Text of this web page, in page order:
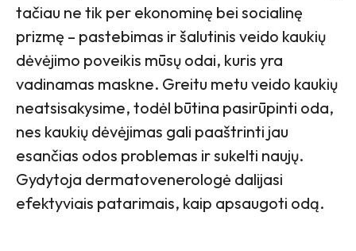
tačiau ne tik per ekonominę bei socialinę
prizmę – pastebimas ir šalutinis veido kaukių
dėvėjimo poveikis mūsų odai, kuris yra
vadinamas maskne. Greitu metu veido kaukių
neatsisakysime, todėl būtina pasirūpinti oda,
nes kaukių dėvėjimas gali paaštrinti jau
esančias odos problemas ir sukelti naujų.
Gydytoja dermatovenerologė dalijasi
efektyviais patarimais, kaip apsaugoti odą.